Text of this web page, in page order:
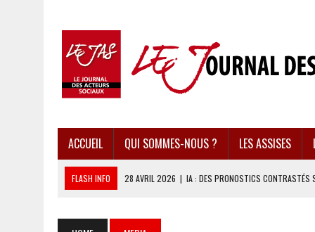
ACCUEIL QUI SOMMES-NOUS ? LES ASSISES
FLASH INFO 28 AVRIL 2026 | IA : DES PRONOSTICS CONTRASTÉS